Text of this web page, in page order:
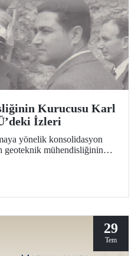
Kurucusu Karl
İzleri
yönelik konsolidasyon
geoteknik mühendisliğinin
fotoğrafları ve deney
29
Tem